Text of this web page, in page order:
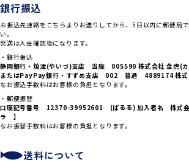
銀行振込
お振込先連絡をこちらよりお送りしてから、5日以内に郵便局
い。
発送は入金確認後になります。
・銀行振込
静岡銀行・焼津(やいづ)支店 当座 005590 株式会社 金虎(
またはPayPay銀行・すずめ支店 002 普通 4889174 株式
なお振込手数料はお客様の負担となります。
・郵便振替
口座記号番号 12370-39952601 (ぱるる) 加入者名 株式
ラ 】
なお振替手数料はお客様の負担となります。
送料について